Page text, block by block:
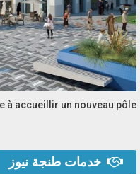
à accueillir un nouveau pôle…
خدمات طنجة نيوز